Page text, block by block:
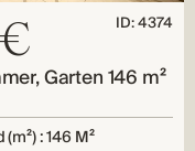
ID: 4374
Garten 146 m²
(m²) : 146 M²